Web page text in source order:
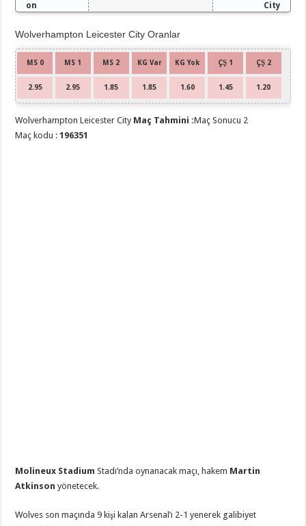
on
City
Wolverhampton Leicester City Oranlar
MS 0 MS 1 MS 2 KG Var KG Yok ÇŞ 1 ÇŞ 2
2.95 2.95 1.85 1.85 1.60 1.45 1.20
Wolverhampton Leicester City Maç Tahmini :Maç Sonucu 2
Maç kodu :196351
Molineux Stadium Stadı’nda oynanacak maçı, hakem Martin
Atkinson yönetecek.
Wolves son maçında 9 kişi kalan Arsenal’ı 2-1 yenerek galibiyet